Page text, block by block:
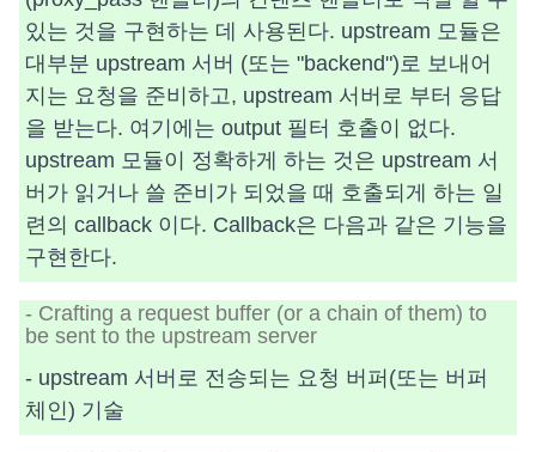
있는 것을 구현하는 데 사용된다. upstream 모듈은
대부분 upstream 서버 (또는 "backend")로 보내어
지는 요청을 준비하고, upstream 서버로 부터 응답
을 받는다. 여기에는 output 필터 호출이 없다.
upstream 모듈이 정확하게 하는 것은 upstream 서
버가 읽거나 쓸 준비가 되었을 때 호출되게 하는 일
련의 callback 이다. Callback은 다음과 같은 기능을
구현한다.
- Crafting a request buffer (or a chain of them) to
be sent to the upstream server
- upstream 서버로 전송되는 요청 버퍼(또는 버퍼
체인) 기술